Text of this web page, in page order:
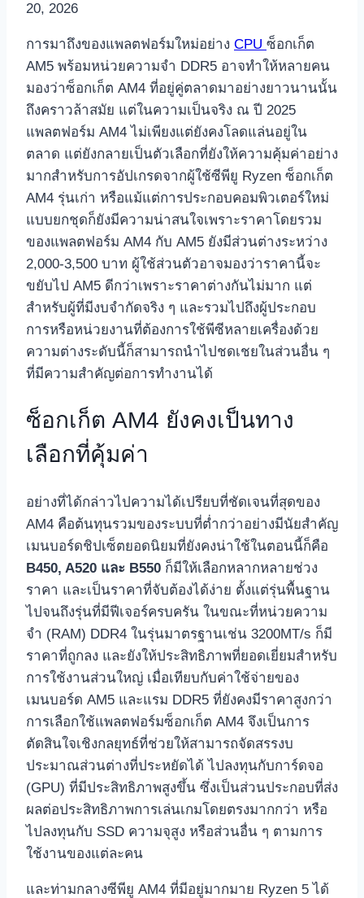
20, 2026
การมาถึงของแพลตฟอร์มใหม่อย่าง CPU ซ็อกเก็ต
AM5 พร้อมหน่วยความจำ DDR5 อาจทำให้หลายคน
มองว่าซ็อกเก็ต AM4 ที่อยู่คู่ตลาดมาอย่างยาวนานนั้น
ถึงคราวล้าสมัย แต่ในความเป็นจริง ณ ปี 2025
แพลตฟอร์ม AM4 ไม่เพียงแต่ยังคงโลดแล่นอยู่ใน
ตลาด แต่ยังกลายเป็นตัวเลือกที่ยังให้ความคุ้มค่าอย่าง
มากสำหรับการอัปเกรดจากผู้ใช้ซีพียู Ryzen ซ็อกเก็ต
AM4 รุ่นเก่า หรือแม้แต่การประกอบคอมพิวเตอร์ใหม่
แบบยกชุดก็ยังมีความน่าสนใจเพราะราคาโดยรวม
ของแพลตฟอร์ม AM4 กับ AM5 ยังมีส่วนต่างระหว่าง
2,000-3,500 บาท ผู้ใช้ส่วนตัวอาจมองว่าราคานี้จะ
ขยับไป AM5 ดีกว่าเพราะราคาต่างกันไม่มาก แต่
สำหรับผู้ที่มีงบจำกัดจริง ๆ และรวมไปถึงผู้ประกอบ
การหรือหน่วยงานที่ต้องการใช้พีซีหลายเครื่องด้วย
ความต่างระดับนี้ก็สามารถนำไปชดเชยในส่วนอื่น ๆ
ที่มีความสำคัญต่อการทำงานได้
ซ็อกเก็ต AM4 ยังคงเป็นทาง
เลือกที่คุ้มค่า
อย่างที่ได้กล่าวไปความได้เปรียบที่ชัดเจนที่สุดของ
AM4 คือต้นทุนรวมของระบบที่ต่ำกว่าอย่างมีนัยสำคัญ
เมนบอร์ดชิปเซ็ตยอดนิยมที่ยังคงน่าใช้ในตอนนี้ก็คือ
B450, A520 และ B550 ก็มีให้เลือกหลากหลายช่วง
ราคา และเป็นราคาที่จับต้องได้ง่าย ตั้งแต่รุ่นพื้นฐาน
ไปจนถึงรุ่นที่มีฟีเจอร์ครบครัน ในขณะที่หน่วยความ
จำ (RAM) DDR4 ในรุ่นมาตรฐานเช่น 3200MT/s ก็มี
ราคาที่ถูกลง และยังให้ประสิทธิภาพที่ยอดเยี่ยมสำหรับ
การใช้งานส่วนใหญ่ เมื่อเทียบกับค่าใช้จ่ายของ
เมนบอร์ด AM5 และแรม DDR5 ที่ยังคงมีราคาสูงกว่า
การเลือกใช้แพลตฟอร์มซ็อกเก็ต AM4 จึงเป็นการ
ตัดสินใจเชิงกลยุทธ์ที่ช่วยให้สามารถจัดสรรงบ
ประมาณส่วนต่างที่ประหยัดได้ ไปลงทุนกับการ์ดจอ
(GPU) ที่มีประสิทธิภาพสูงขึ้น ซึ่งเป็นส่วนประกอบที่ส่ง
ผลต่อประสิทธิภาพการเล่นเกมโดยตรงมากกว่า หรือ
ไปลงทุนกับ SSD ความจุสูง หรือส่วนอื่น ๆ ตามการ
ใช้งานของแต่ละคน
และท่ามกลางซีพียู AM4 ที่มีอยู่มากมาย Ryzen 5 ได้